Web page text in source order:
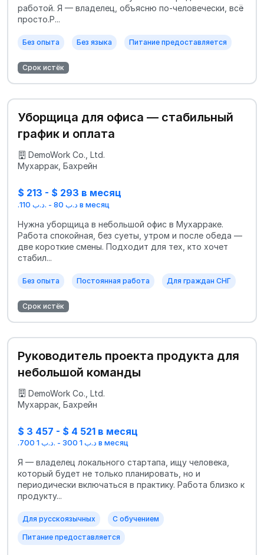
работой. Я — владелец, объясню по-человечески, всё
просто.Р...
Без опыта Без языка Питание предоставляется
Срок истёк
Уборщица для офиса — стабильный
график и оплата
DemoWork Co., Ltd.
Мухаррак, Бахрейн
$ 213 - $ 293 в месяц
.د.ب 80 - .د.ب 110 в месяц
Нужна уборщица в небольшой офис в Мухарраке.
Работа спокойная, без суеты, утром и после обеда —
две короткие смены. Подходит для тех, кто хочет
стабил...
Без опыта Постоянная работа Для граждан СНГ
Срок истёк
Руководитель проекта продукта для
небольшой команды
DemoWork Co., Ltd.
Мухаррак, Бахрейн
$ 3 457 - $ 4 521 в месяц
.د.ب 1 300 - .د.ب 1 700 в месяц
Я — владелец локального стартапа, ищу человека,
который будет не только планировать, но и
периодически включаться в практику. Работа близко к
продукту...
Для русскоязычных С обучением
Питание предоставляется